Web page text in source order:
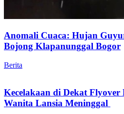
Anomali Cuaca: Hujan
Bojong Klapanunggal Bogor
Berita
Kecelakaan di Dekat
Wanita Lansia Meninggal